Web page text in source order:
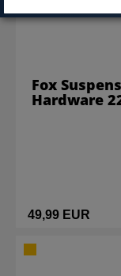
49,99 EUR
Fox
Hardware